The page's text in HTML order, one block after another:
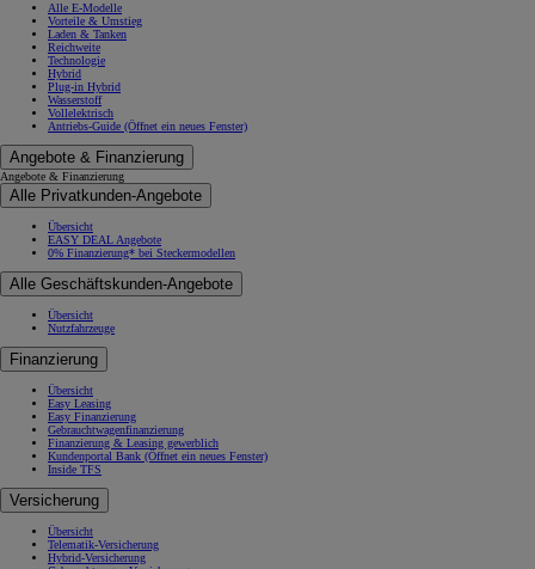
Alle E-Modelle
Vorteile & Umstieg
Laden & Tanken
Reichweite
Technologie
Hybrid
Plug-in Hybrid
Wasserstoff
Vollelektrisch
Antriebs-Guide (Öffnet ein neues Fenster)
Angebote & Finanzierung
Angebote & Finanzierung
Alle Privatkunden-Angebote
Übersicht
EASY DEAL Angebote
0% Finanzierung* bei Steckermodellen
Alle Geschäftskunden-Angebote
Übersicht
Nutzfahrzeuge
Finanzierung
Übersicht
Easy Leasing
Easy Finanzierung
Gebrauchtwagenfinanzierung
Finanzierung & Leasing gewerblich
Kundenportal Bank (Öffnet ein neues Fenster)
Inside TFS
Versicherung
Übersicht
Telematik-Versicherung
Hybrid-Versicherung